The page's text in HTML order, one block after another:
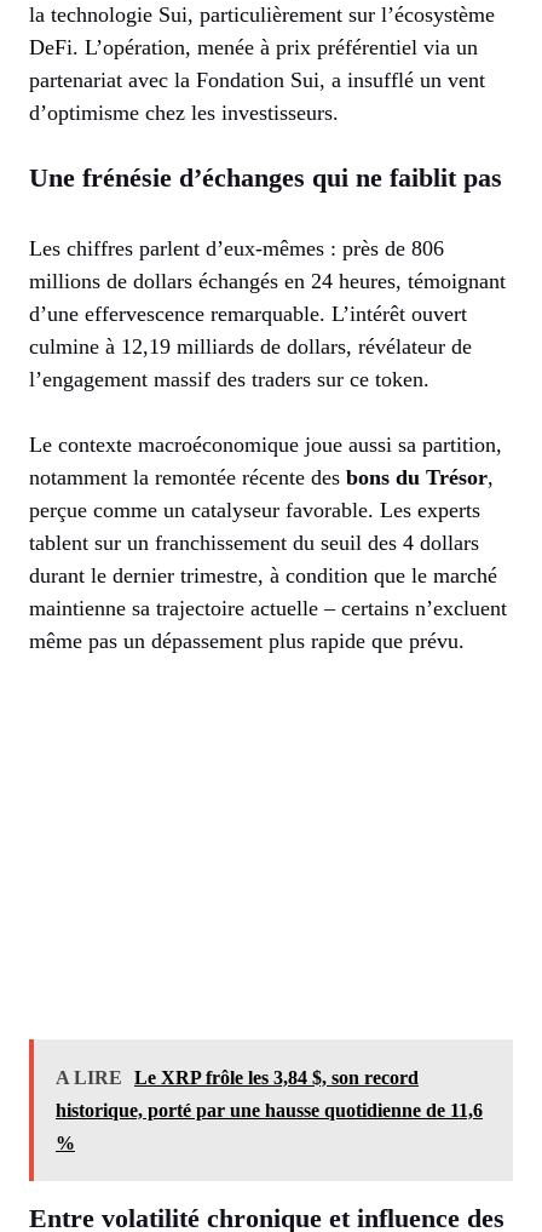
la technologie Sui, particulièrement sur l’écosystème
DeFi. L’opération, menée à prix préférentiel via un
partenariat avec la Fondation Sui, a insufflé un vent
d’optimisme chez les investisseurs.
Une frénésie d’échanges qui ne faiblit pas
Les chiffres parlent d’eux-mêmes : près de 806
millions de dollars échangés en 24 heures, témoignant
d’une effervescence remarquable. L’intérêt ouvert
culmine à 12,19 milliards de dollars, révélateur de
l’engagement massif des traders sur ce token.
Le contexte macroéconomique joue aussi sa partition,
notamment la remontée récente des bons du Trésor,
perçue comme un catalyseur favorable. Les experts
tablent sur un franchissement du seuil des 4 dollars
durant le dernier trimestre, à condition que le marché
maintienne sa trajectoire actuelle – certains n’excluent
même pas un dépassement plus rapide que prévu.
A LIRE
Le XRP frôle les 3,84 $, son record
historique, porté par une hausse quotidienne de 11,6
%
Entre volatilité chronique et influence des